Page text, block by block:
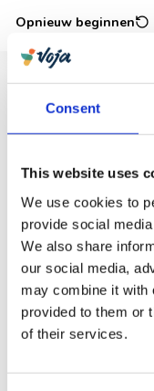
Consent
This website uses
We use cookies to
provide social
We also share
our social media,
may combine it with
provided to them or
of their services.
Opnieuw beginnen
Beachy
De mooiste
Overnachten op
Bekijk reis
Barbados:
cultuur
10 dagen v.a. 2.849
Barbados buiten
Ontspannen
Snorkelen tussen